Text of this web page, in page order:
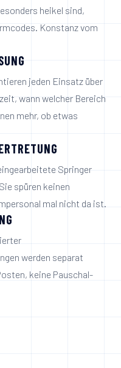
heikel sind,
Konstanz vom
jeden Einsatz über
wann welcher Bereich
mehr, ob etwas
Springer
spüren keinen
mal nicht da ist.
werden separat
keine Pauschal-